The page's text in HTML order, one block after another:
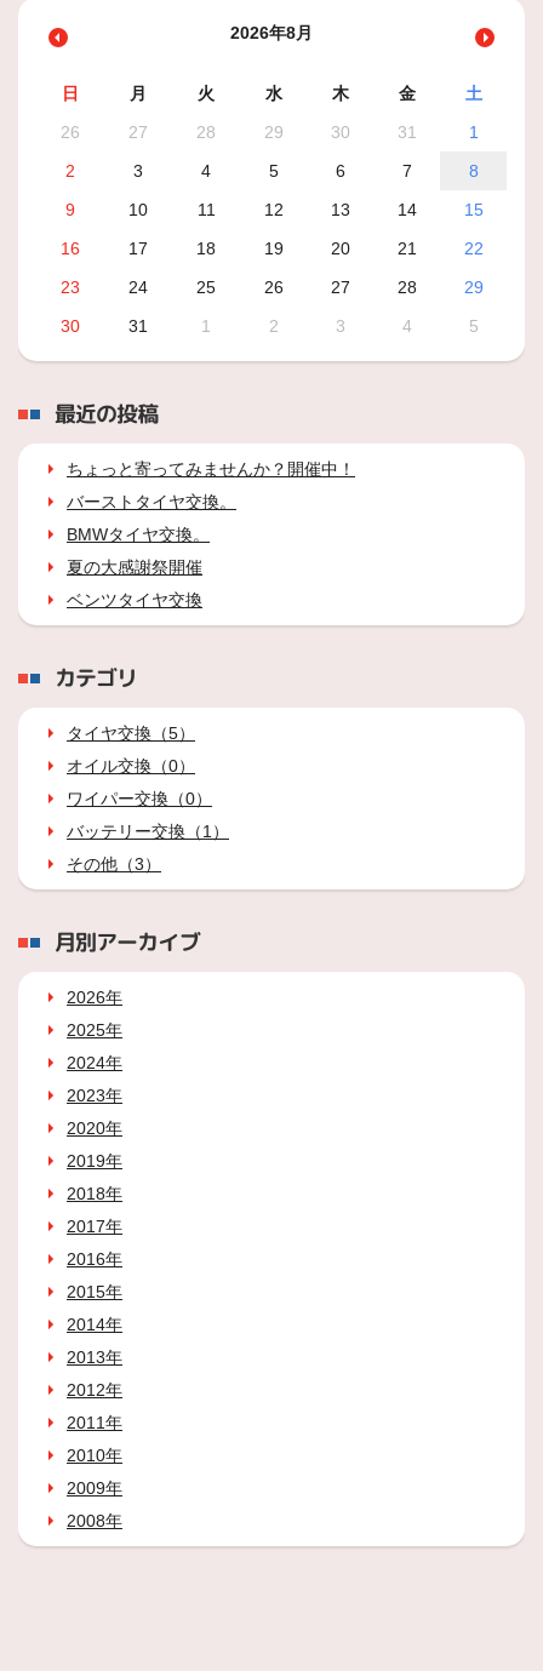
2026年8月
日 月 火 水 木 金
土
26
27 28 29 30 31
1
2
3 4 5 6 7
8
9
10 11 12 13 14
15
16
17 18 19 20 21
22
23
24 25 26 27 28
29
30
31 1 2 3 4 5
最近の投稿
ちょっと寄ってみませんか？開催中！
バーストタイヤ交換。
BMWタイヤ交換。
夏の大感謝祭開催
ベンツタイヤ交換
カテゴリ
タイヤ交換（5）
オイル交換（0）
ワイパー交換（0）
バッテリー交換（1）
その他（3）
月別アーカイブ
2026年
2025年
2024年
2023年
2020年
2019年
2018年
2017年
2016年
2015年
2014年
2013年
2012年
2011年
2010年
2009年
2008年